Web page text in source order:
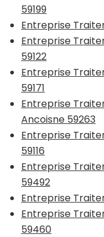
59199
Entreprise
Entreprise
59122
Entreprise
59171
Entreprise
Ancoisne 59263
Entreprise
59116
Entreprise
59492
Entreprise
Entreprise
59460